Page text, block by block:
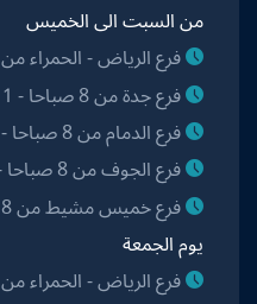
من السبت الى الخميس
فرع الرياض - الحمراء من 8 صباحا - 11 مساءا
فرع جدة من 8 صباحا - 11 مساءا
فرع الدمام من 8 صباحا - 10 مساءا
فرع الجوف من 8 صباحا - 9 مساءا
فرع خميس مشيط من 8 صباحا - 10 مساءا
يوم الجمعة
فرع الرياض - الحمراء من 2 مساءا - 11 مساءا